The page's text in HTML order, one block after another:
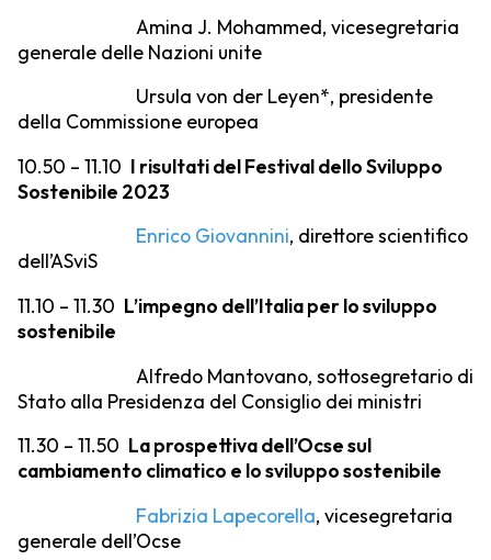
Amina J. Mohammed, vicesegretaria
generale delle Nazioni unite
Ursula von der Leyen*, presidente
della Commissione europea
10.50 – 11.10 I risultati del Festival dello Sviluppo
Sostenibile 2023
Enrico Giovannini, direttore scientifico
dell’ASviS
11.10 – 11.30 L’impegno dell’Italia per lo sviluppo
sostenibile
Alfredo Mantovano, sottosegretario di
Stato alla Presidenza del Consiglio dei ministri
11.30 – 11.50 La prospettiva dell’Ocse sul
cambiamento climatico e lo sviluppo sostenibile
Fabrizia Lapecorella, vicesegretaria
generale dell’Ocse